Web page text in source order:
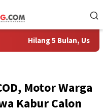
5 Bulan, Ustadz Ujang
Motor Warga
Kabur Calon